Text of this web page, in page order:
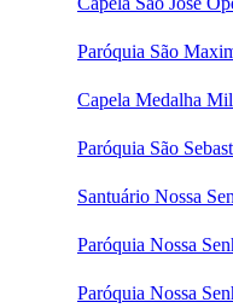
Paróquia São
Capela Medalha
Paróquia São
Santuário Nossa
Paróquia Nossa
Paróquia Nossa